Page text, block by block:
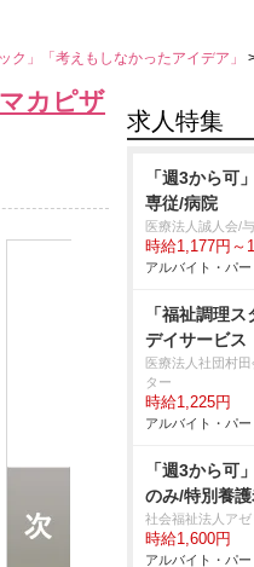
」「考えもしなかったアイデア」
カピザ
求人特集
「週3から可
専従/病院
医療法人誠人会/
時給1,177円～
アルバイト・パ
「福祉調理
デイサービス
医療法人社団村
ター
時給1,225円
アルバイト・パ
「週3から可
のみ/特別養
社会福祉法人ア
時給1,600円
アルバイト・パ